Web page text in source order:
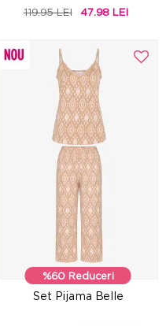
119.95 LEI 47.98 LEI
%60 Reduceri
Set Pijama Belle